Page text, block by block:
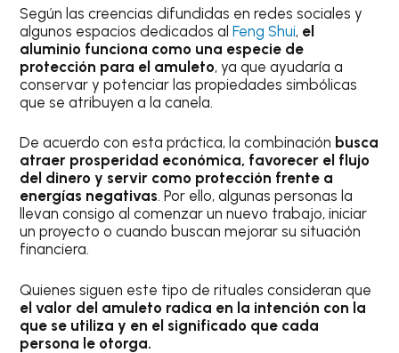
Según las creencias difundidas en redes sociales y
algunos espacios dedicados alFeng Shui, el
aluminio funciona como una especie de
protección para el amuleto, ya que ayudaría a
conservar y potenciar las propiedades simbólicas
que se atribuyen a la canela.
De acuerdo con esta práctica, la combinación busca
atraer prosperidad económica, favorecer el flujo
del dinero y servir como protección frente a
energías negativas. Por ello, algunas personas la
llevan consigo al comenzar un nuevo trabajo, iniciar
un proyecto o cuando buscan mejorar su situación
financiera.
Quienes siguen este tipo de rituales consideran que
el valor del amuleto radica en la intención con la
que se utiliza y en el significado que cada
persona le otorga.